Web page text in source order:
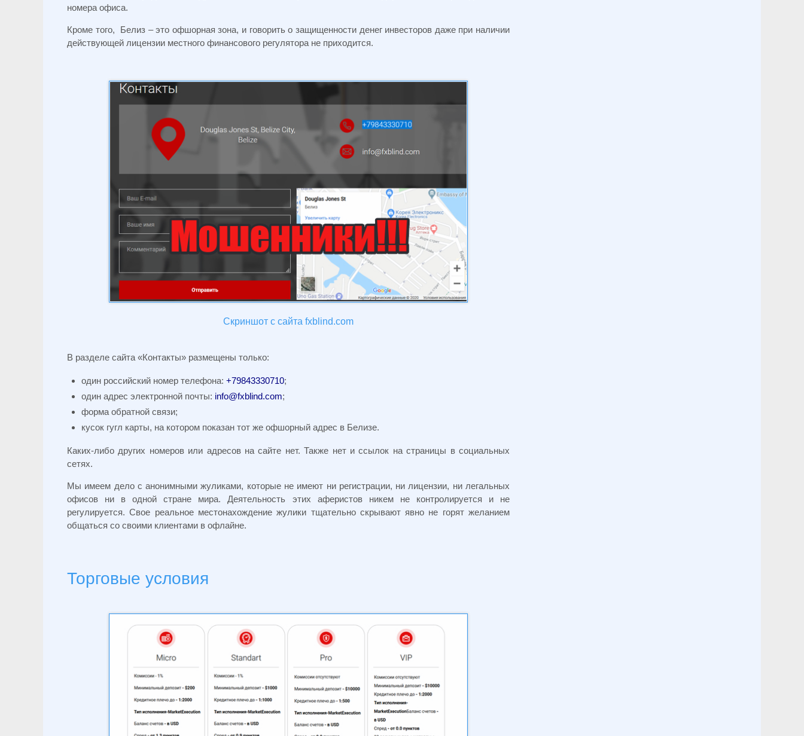
номера офиса.
Кроме того, Белиз – это офшорная зона, и говорить о защищенности денег инвесторов даже при наличии
действующей лицензии местного финансового регулятора не приходится.
Скриншот с сайта fxblind.com
В разделе сайта «Контакты» размещены только:
один российский номер телефона: +79843330710;
один адрес электронной почты: info@fxblind.com;
форма обратной связи;
кусок гугл карты, на котором показан тот же офшорный адрес в Белизе.
Каких-либо других номеров или адресов на сайте нет. Также нет и ссылок на страницы в социальных
сетях.
Мы имеем дело с анонимными жуликами, которые не имеют ни регистрации, ни лицензии, ни легальных
офисов ни в одной стране мира. Деятельность этих аферистов никем не контролируется и не
регулируется. Свое реальное местонахождение жулики тщательно скрывают явно не горят желанием
общаться со своими клиентами в офлайне.
Торговые условия